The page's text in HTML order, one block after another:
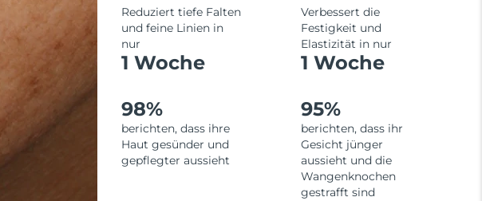
Reduziert tiefe Falten
und feine Linien in
nur
1 Woche
Verbessert die
Festigkeit und
Elastizität in nur
1 Woche
98%
berichten, dass ihre
Haut gesünder und
gepflegter aussieht
95%
berichten, dass ihr
Gesicht jünger
aussieht und die
Wangenknochen
gestrafft sind